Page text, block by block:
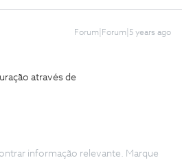
Forum|Forum|5 years ago
através de
informação relevante. Marque